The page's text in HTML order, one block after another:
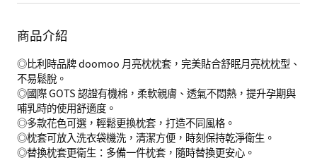
商品介紹
◎比利時品牌 doomoo 月亮枕枕套，完美貼合舒眠月亮枕枕型、
不易鬆脫。
◎國際 GOTS 認證有機棉，柔軟親膚、透氣不悶熱，提升孕期與
哺乳時的使用舒適度。
◎多款花色可選，輕鬆更換枕套，打造不同風格。
◎枕套可放入洗衣袋機洗，清潔方便，時刻保持乾淨衛生。
◎替換枕套更衛生：多備一件枕套，隨時替換更安心。